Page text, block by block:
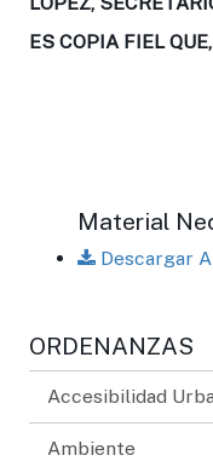
ES COPIA FIEL
Material
Descargar
ORDENANZAS
Accesibilidad
Ambiente